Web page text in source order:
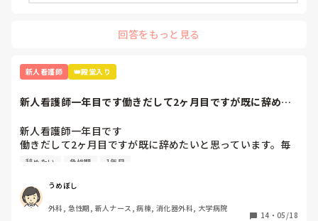
回答をもっと見る
新人看護師 👑殿堂入り
新人看護師一年目です働きだして2ヶ月目ですが既に辞めた
新人看護師一年目です
働きだして2ヶ月目ですが既に辞めたいと思っています。毎
日自分の仕事の出来なさが不甲斐なくて泣きそうになりなが
あき、できないのと呆れられています。私の勉強不足もそう
ですが、毎日疲れて帰って全然勉強できていません。それに
も焦っています。他の同期ができることがわたしにはできな
辞めたい 急性期 1年目
うめぼし
外科, 急性期, 新人ナース, 病棟, 消化器外科, 大学病院
14 ・ 05/18